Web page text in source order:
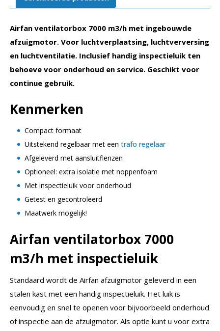
Airfan ventilatorbox 7000 m3/h met ingebouwde
afzuigmotor. Voor luchtverplaatsing, luchtverversing
en luchtventilatie. Inclusief handig inspectieluik ten
behoeve voor onderhoud en service. Geschikt voor
continue gebruik.
Kenmerken
Compact formaat
Uitstekend regelbaar met een trafo regelaar
Afgeleverd met aansluitflenzen
Optioneel: extra isolatie met noppenfoam
Met inspectieluik voor onderhoud
Getest en gecontroleerd
Maatwerk mogelijk!
Airfan ventilatorbox 7000
m3/h met inspectieluik
Standaard wordt de Airfan afzuigmotor geleverd in een
stalen kast met een handig inspectieluik. Het luik is
eenvoudig en snel te openen voor bijvoorbeeld onderhoud
of inspectie aan de afzuigmotor. Als optie kunt u voor extra